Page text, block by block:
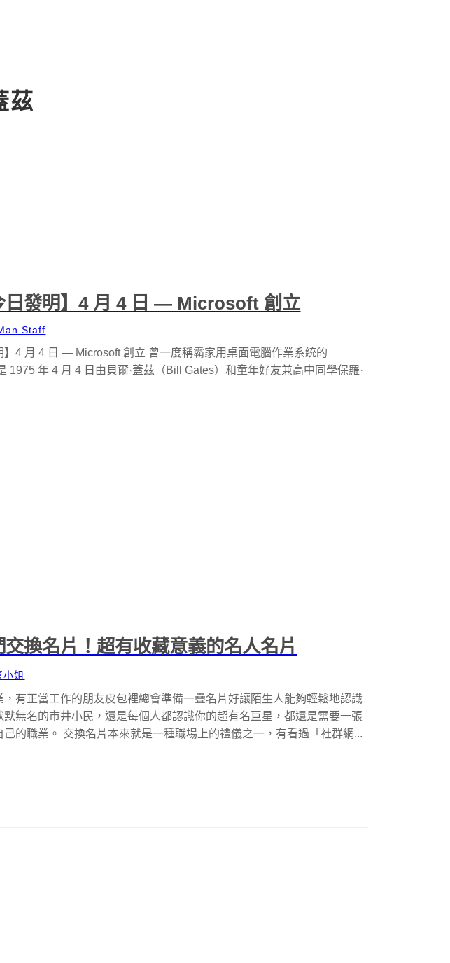
茲
日發明】4 月 4 日 — Microsoft 創立
Staff
】4 月 4 日 — Microsoft 創立 曾一度稱霸家用桌面電腦作業系統的
1975 年 4 月 4 日由貝爾·蓋茲（Bill Gates）和童年好友兼高中同學保羅·
換名片！超有收藏意義的名人名片
小姐
，有正當工作的朋友皮包裡總會準備一疊名片好讓陌生人能夠輕鬆地認識
默無名的市井小民，還是每個人都認識你的超有名巨星，都還是需要一張
己的職業。 交換名片本來就是一種職場上的禮儀之一，有看過「社群網...